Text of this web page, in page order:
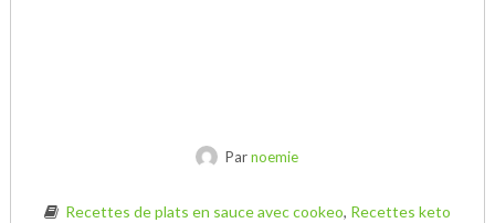
Parnoemie
Recettes de plats en sauce avec cookeo, Recettes keto